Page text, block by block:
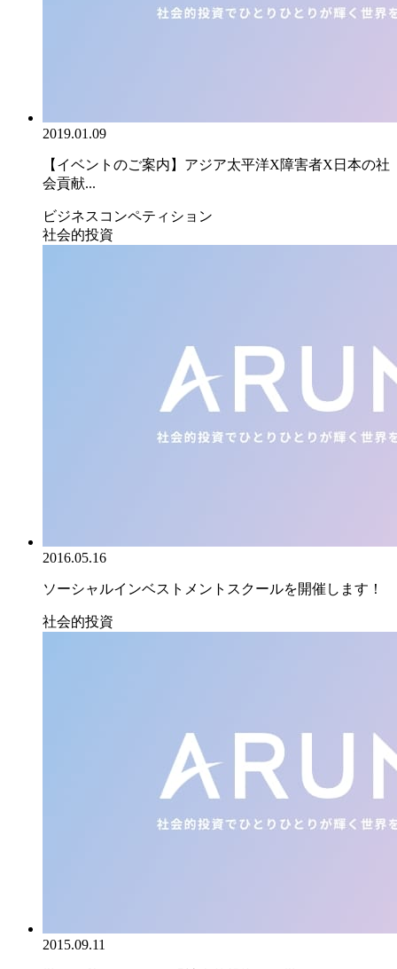
2019.01.09
【イベントのご案内】アジア太平洋X障害者X日本の社
会貢献...
ビジネスコンペティション
社会的投資
2016.05.16
ソーシャルインベストメントスクールを開催します！
社会的投資
2015.09.11